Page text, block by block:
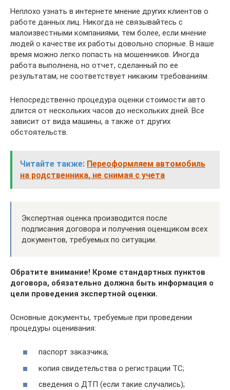
Неплохо узнать в интернете мнение других клиентов о
работе данных лиц. Никогда не связывайтесь с
малоизвестными компаниями, тем более, если мнение
людей о качестве их работы довольно спорные. В наше
время можно легко попасть на мошенников. Иногда
работа выполнена, но отчет, сделанный по ее
результатам, не соответствует никаким требованиям.
Непосредственно процедура оценки стоимости авто
длится от нескольких часов до нескольких дней. Все
зависит от вида машины, а также от других
обстоятельств.
Читайте также: Переоформляем автомобиль
на родственника, не снимая с учета
Экспертная оценка производится после
подписания договора и получения оценщиком всех
документов, требуемых по ситуации.
Обратите внимание! Кроме стандартных пунктов
договора, обязательно должна быть информация о
цели проведения экспертной оценки.
Основные документы, требуемые при проведении
процедуры оценивания:
паспорт заказчика;
копия свидетельства о регистрации ТС;
сведения о ДТП (если такие случались);